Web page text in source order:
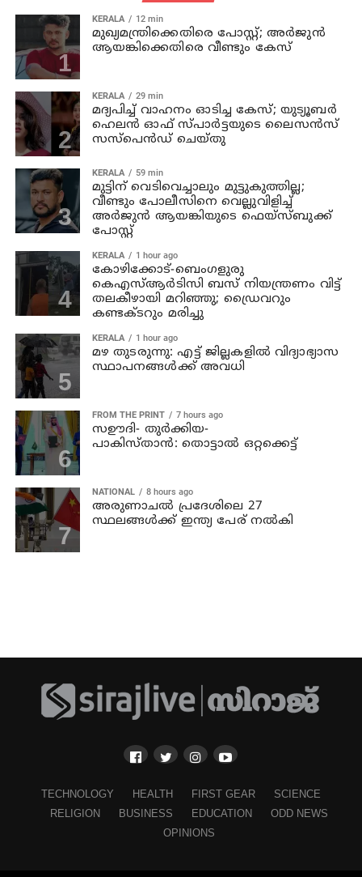
KERALA 12 min
മുഖ്യമന്ത്രിക്കെതിരെ പോസ്റ്റ്; അര്‍ജുന്‍
ആയങ്കിക്കെതിരെ വീണ്ടും കേസ്
KERALA 29 min
മദ്യപിച്ച് വാഹനം ഓടിച്ച കേസ്; യുട്യൂബര്‍
ഹെലന്‍ ഓഫ് സ്പാര്‍ട്ടയുടെ ലൈസന്‍സ്
സസ്പെന്‍ഡ് ചെയ്തു
KERALA 59 min
മുട്ടിന് വെടിവെച്ചാലും മുട്ടുകുത്തില്ല;
വീണ്ടും പോലീസിനെ വെല്ലുവിളിച്ച്
അര്‍ജുന്‍ ആയങ്കിയുടെ ഫെയ്‌സ്ബുക്ക്
പോസ്റ്റ്
KERALA 1 hour ago
കോഴിക്കോട്-ബെംഗളുരു
കെഎസ്ആര്‍ടിസി ബസ് നിയന്ത്രണം വിട്ട്
തലകീഴായി മറിഞ്ഞു; ഡ്രൈവറും
കണ്ടക്ടറും മരിച്ചു
KERALA 1 hour ago
മഴ തുടരുന്നു: എട്ട് ജില്ലകളില്‍ വിദ്യാഭ്യാസ
സ്ഥാപനങ്ങള്‍ക്ക് അവധി
FROM THE PRINT 7 hours ago
സഊദി- തുർക്കിയ-
പാകിസ്താൻ: തൊട്ടാൽ ഒറ്റക്കെട്ട്
NATIONAL 8 hours ago
അരുണാചല്‍ പ്രദേശിലെ 27
സ്ഥലങ്ങള്‍ക്ക് ഇന്ത്യ പേര് നല്‍കി
TECHNOLOGY HEALTH FIRST GEAR
SCIENCE
RELIGION
BUSINESS EDUCATION
ODD NEWS
OPINIONS